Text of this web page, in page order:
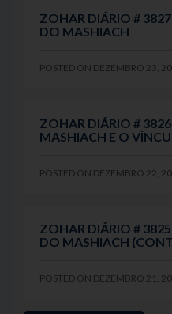
ZOHAR DIÁRIO #
DO MASHIACH
POSTED ON DEZEMBRO 23,
ZOHAR DIÁRIO #
MASHIACH E O
POSTED ON DEZEMBRO 22,
ZOHAR DIÁRIO #
DO MASHIACH
POSTED ON DEZEMBRO 21,